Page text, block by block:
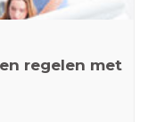
regelen met